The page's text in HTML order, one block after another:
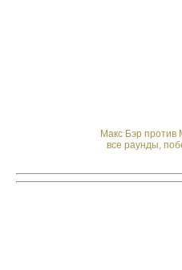
Макс Бэр против
все раунды,